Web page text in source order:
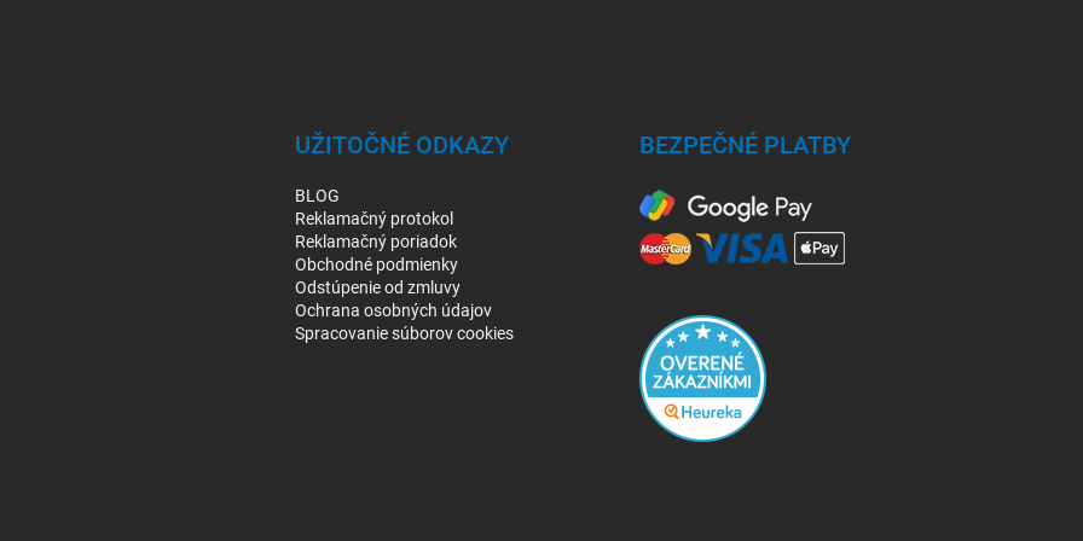
UŽITOČNÉ ODKAZY
BLOG
Reklamačný protokol
Reklamačný poriadok
Obchodné podmienky
Odstúpenie od zmluvy
Ochrana osobných údajov
Spracovanie súborov cookies
BEZPEČNÉ PLATBY